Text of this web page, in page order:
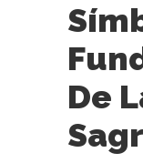
De